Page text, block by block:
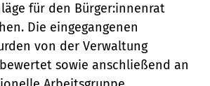
für den Bürger:innenrat
Die eingegangenen
von der Verwaltung
sowie anschließend an